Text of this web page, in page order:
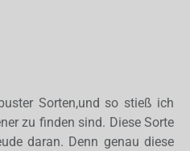
Sorten,und so stieß ich
zu finden sind. Diese Sorte
daran. Denn genau diese